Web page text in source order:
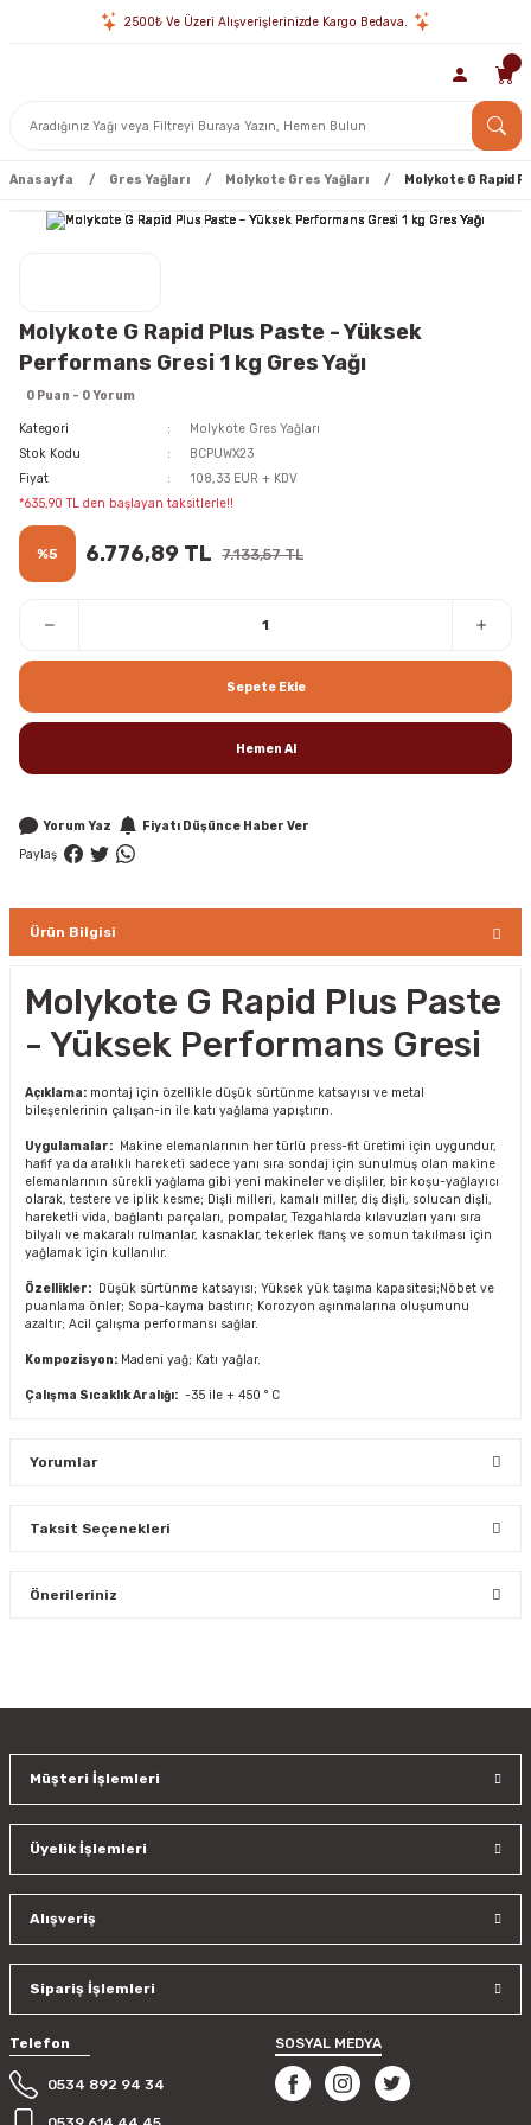
2500₺ Ve Üzeri Alışverişlerinizde Kargo Bedava.
Anasayfa Gres Yağları Molykote Gres Yağları Molykote G Rapid
Molykote G Rapid Plus Paste - Yüksek
Performans Gresi 1 kg Gres Yağı
0 Puan - 0 Yorum
Kategori
Molykote Gres Yağları
Stok Kodu
BCPUWX23
Fiyat
108,33 EUR + KDV
*635,90 TL den başlayan taksitlerle!!
%5 6.776,89 TL 7.133,57 TL
Sepete Ekle
Hemen Al
Yorum Yaz
Fiyatı Düşünce Haber Ver
Paylaş
Ürün Bilgisi
Molykote G Rapid Plus Paste
- Yüksek Performans Gresi
Açıklama: montaj için özellikle düşük sürtünme katsayısı ve metal
bileşenlerinin çalışan-in ile katı yağlama yapıştırın.
Uygulamalar: Makine elemanlarının her türlü press-fit üretimi için uygundur,
hafif ya da aralıklı hareketi sadece yanı sıra sondaj için sunulmuş olan makine
elemanlarının sürekli yağlama gibi yeni makineler ve dişliler, bir koşu-yağlayıcı
olarak, testere ve iplik kesme; Dişli milleri, kamalı miller, diş dişli, solucan dişli,
hareketli vida, bağlantı parçaları, pompalar, Tezgahlarda kılavuzları yanı sıra
bilyalı ve makaralı rulmanlar, kasnaklar, tekerlek flanş ve somun takılması için
yağlamak için kullanılır.
Özellikler: Düşük sürtünme katsayısı; Yüksek yük taşıma kapasitesi;Nöbet ve
puanlama önler; Sopa-kayma bastırır; Korozyon aşınmalarına oluşumunu
azaltır; Acil çalışma performansı sağlar.
Kompozisyon: Madeni yağ; Katı yağlar.
Çalışma Sıcaklık Aralığı: -35 ile + 450 ° C
Yorumlar
Taksit Seçenekleri
Önerileriniz
Ürün resmi kalitesiz, bozuk veya görüntülenemiyor.
Ürün bilgilerinde hatalar bulunuyor.
Bu ürüne benzer farklı alternatifler olmalı.
Gönder
Müşteri İşlemleri
Üyelik İşlemleri
Alışveriş
Sipariş İşlemleri
Telefon
0534 892 94 34
SOSYAL MEDYA